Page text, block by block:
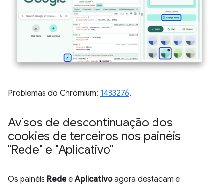
Problemas do Chromium: 1483276.
Avisos de descontinuação dos
cookies de terceiros nos painéis
"Rede" e "Aplicativo"
Os painéis Rede eAplicativoagora destacam e